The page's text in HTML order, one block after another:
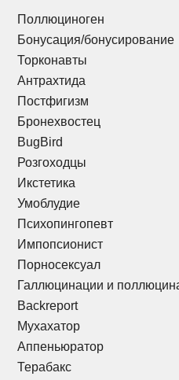
Поллюциноген
Бонусация/бонусирование
Торконавты
Антрахтида
Постфигизм
Бронехвостец
BugBird
Розгоходцы
Икстетика
Умоблудие
Психопингопевт
Импопсионист
Порносексуал
Галлюцинации и
Backreport
Мухахатор
Аппеньюратор
Терабакс